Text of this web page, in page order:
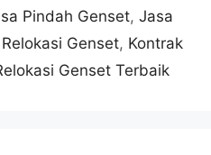
Pindah Genset,Jasa
Genset, Kontrak
Genset Terbaik